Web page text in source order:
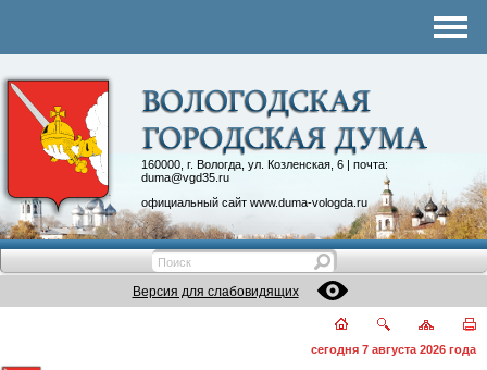
160000, г. Вологда, ул. Козленская, 6 | почта:
duma@vgd35.ru
официальный сайт www.duma-vologda.ru
Контакты
Депутатские объединения
Версия для слабовидящих
сегодня 7 августа 2026 года